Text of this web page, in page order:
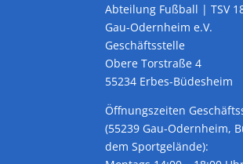
Abteilung Fußball | TSV
Gau-Odernheim e.V.
Geschäftsstelle
Obere Torstraße 4
55234 Erbes-Büdesheim
Öffnungszeiten
(55239 Gau-Odernheim,
dem Sportgelände):